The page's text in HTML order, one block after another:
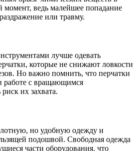
момент, ведь малейшее попадание
или травму.
лучше одевать
которые не снижают ловкости
Но важно помнить, что перчатки
работе с вращающимся
их захвата.
но удобную одежду и
подошвой. Свободная одежда
части оборудования, что